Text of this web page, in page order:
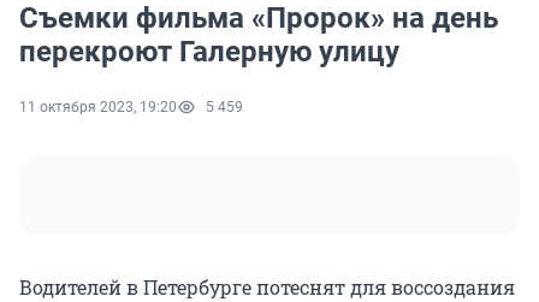
Съемки фильма «Пророк» на день
перекроют Галерную улицу
11 октября 2023, 19:20 5 459
Водителей в Петербурге потеснят для воссоздания